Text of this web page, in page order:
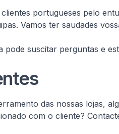
portugueses pelo
Vamos ter saudades
pode suscitar perguntas e
das nossas lojas,
com o cliente?